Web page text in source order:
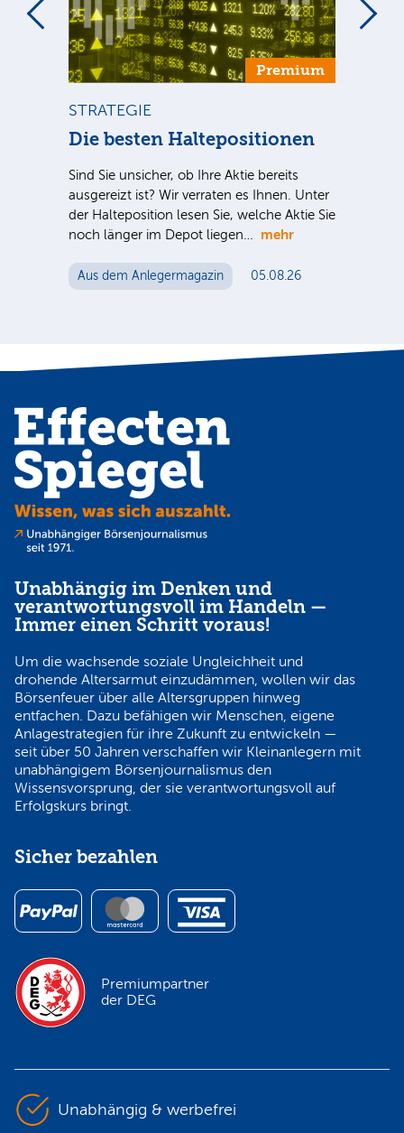
Premium
STRATEGIE
Die besten Haltepositionen
Sind Sie unsicher, ob Ihre Aktie bereits
ausgereizt ist? Wir verraten es Ihnen. Unter
der Halteposition lesen Sie, welche Aktie Sie
noch länger im Depot liegen… mehr
Aus dem Anlegermagazin 05.08.26
Unabhängig im Denken und
verantwortungsvoll im Handeln —
Immer einen Schritt voraus!
Um die wachsende soziale Ungleichheit und
drohende Altersarmut einzudämmen, wollen wir das
Börsenfeuer über alle Altersgruppen hinweg
entfachen. Dazu befähigen wir Menschen, eigene
Anlagestrategien für ihre Zukunft zu entwickeln —
seit über 50 Jahren verschaffen wir Kleinanlegern mit
unabhängigem Börsenjournalismus den
Wissensvorsprung, der sie verantwortungsvoll auf
Erfolgskurs bringt.
Sicher bezahlen
Premiumpartner
der DEG
Unabhängig & werbefrei